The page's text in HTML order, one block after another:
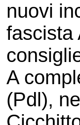
nuovi
fascista
A
(Pdl),